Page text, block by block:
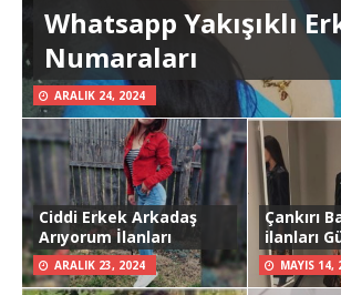
Whatsapp Yakışıklı
Numaraları
ARALIK 24, 2024
Ciddi Erkek Arkadaş
Arıyorum İlanları
ARALIK 23, 2024
Çankırı
ilanları
MAYIS 14,